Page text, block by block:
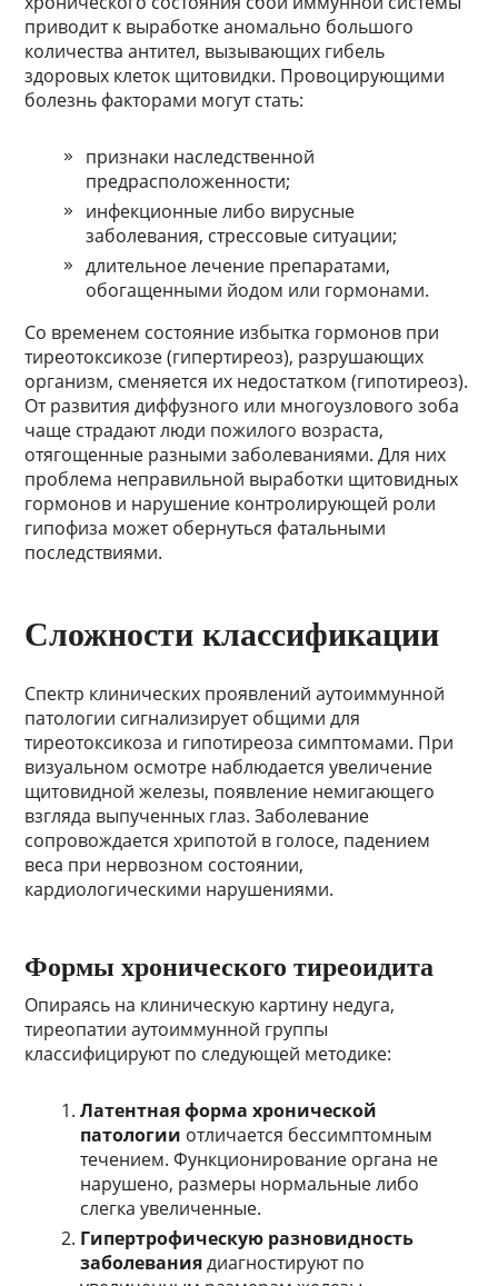
приводит к выработке аномально большого
количества антител, вызывающих гибель
здоровых клеток щитовидки. Провоцирующими
болезнь факторами могут стать:
признаки наследственной
предрасположенности;
инфекционные либо вирусные
заболевания, стрессовые ситуации;
длительное лечение препаратами,
обогащенными йодом или гормонами.
Со временем состояние избытка гормонов при
тиреотоксикозе (гипертиреоз), разрушающих
организм, сменяется их недостатком (гипотиреоз).
От развития диффузного или многоузлового зоба
чаще страдают люди пожилого возраста,
отягощенные разными заболеваниями. Для них
проблема неправильной выработки щитовидных
гормонов и нарушение контролирующей роли
гипофиза может обернуться фатальными
последствиями.
Сложности классификации
Спектр клинических проявлений аутоиммунной
патологии сигнализирует общими для
тиреотоксикоза и гипотиреоза симптомами. При
визуальном осмотре наблюдается увеличение
щитовидной железы, появление немигающего
взгляда выпученных глаз. Заболевание
сопровождается хрипотой в голосе, падением
веса при нервозном состоянии,
кардиологическими нарушениями.
Формы хронического тиреоидита
Опираясь на клиническую картину недуга,
тиреопатии аутоиммунной группы
классифицируют по следующей методике:
Латентная форма хронической
патологии отличается бессимптомным
течением. Функционирование органа не
нарушено, размеры нормальные либо
слегка увеличенные.
Гипертрофическую разновидность
заболеваниядиагностируют по